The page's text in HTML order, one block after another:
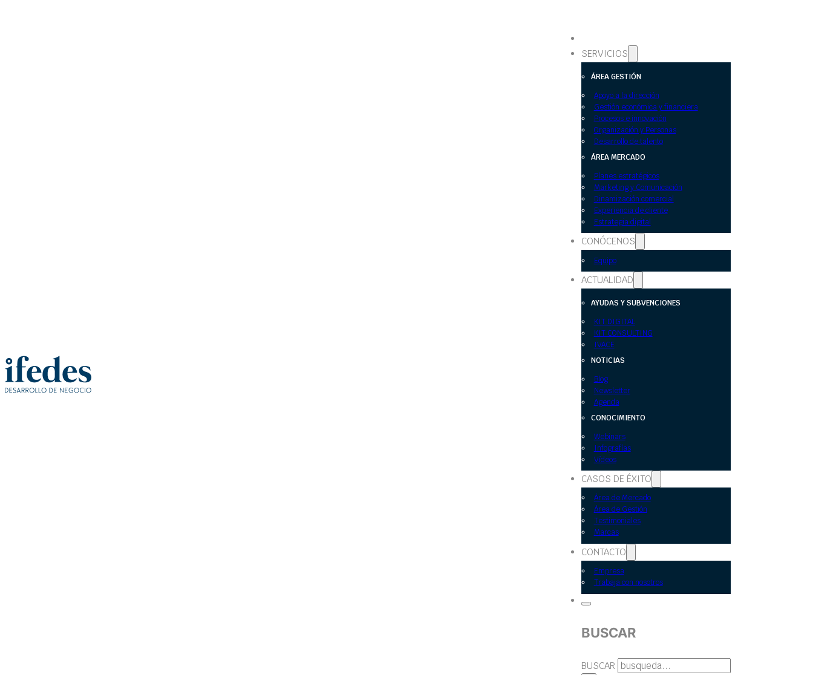
SERVICIOS
ÁREA GESTIÓN
Apoyo a la dirección
Gestión económica y financiera
Procesos e innovación
Organización y Personas
Desarrollo de talento
ÁREA MERCADO
Planes estratégicos
Marketing y Comunicación
Dinamización comercial
Experiencia de cliente
Estrategia digital
CONÓCENOS
Equipo
ACTUALIDAD
AYUDAS Y SUBVENCIONES
KIT DIGITAL
KIT CONSULTING
IVACE
NOTICIAS
Blog
Newsletter
Agenda
CONOCIMIENTO
Webinars
Infografías
Vídeos
CASOS DE ÉXITO
Área de Mercado
Área de Gestión
Testimoniales
Marcas
CONTACTO
Empresa
Trabaja con nosotros
BUSCAR
BUSCAR